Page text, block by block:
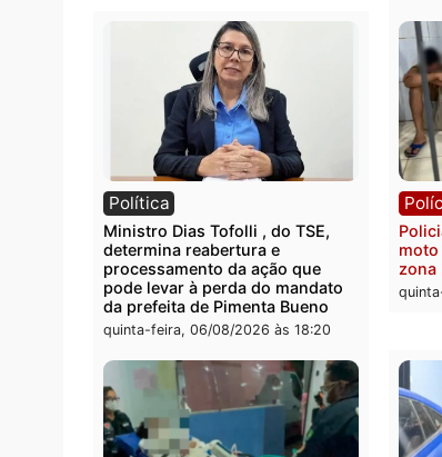
Polícia
Homem é encontrado morto em
residência no bairro Colina Park
em RO
sexta-feira, 07/08/2026 às 09:30